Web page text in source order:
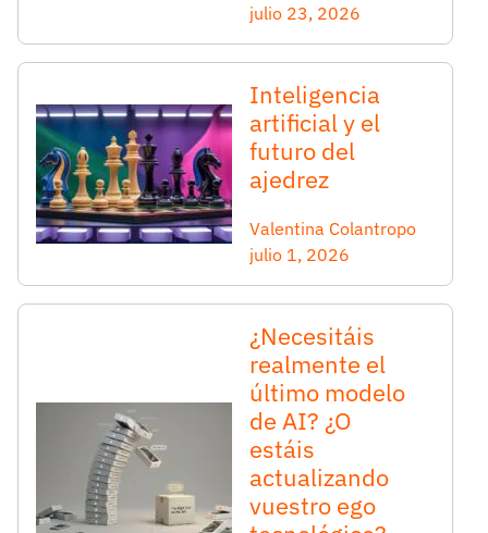
julio 23, 2026
Inteligencia
artificial y el
futuro del
ajedrez
Valentina Colantropo
julio 1, 2026
¿Necesitáis
realmente el
último modelo
de AI? ¿O
estáis
actualizando
vuestro ego